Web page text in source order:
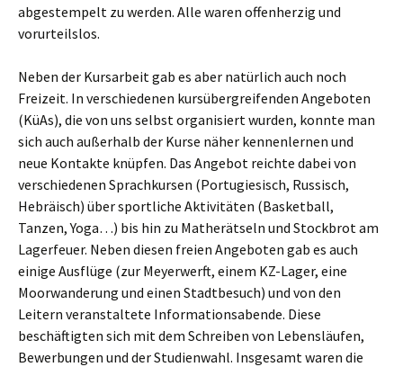
abgestempelt zu werden. Alle waren offenherzig und
vorurteilslos.
Neben der Kursarbeit gab es aber natürlich auch noch
Freizeit. In verschiedenen kursübergreifenden Angeboten
(KüAs), die von uns selbst organisiert wurden, konnte man
sich auch außerhalb der Kurse näher kennenlernen und
neue Kontakte knüpfen. Das Angebot reichte dabei von
verschiedenen Sprachkursen (Portugiesisch, Russisch,
Hebräisch) über sportliche Aktivitäten (Basketball,
Tanzen, Yoga…) bis hin zu Matherätseln und Stockbrot am
Lagerfeuer. Neben diesen freien Angeboten gab es auch
einige Ausflüge (zur Meyerwerft, einem KZ-Lager, eine
Moorwanderung und einen Stadtbesuch) und von den
Leitern veranstaltete Informationsabende. Diese
beschäftigten sich mit dem Schreiben von Lebensläufen,
Bewerbungen und der Studienwahl. Insgesamt waren die